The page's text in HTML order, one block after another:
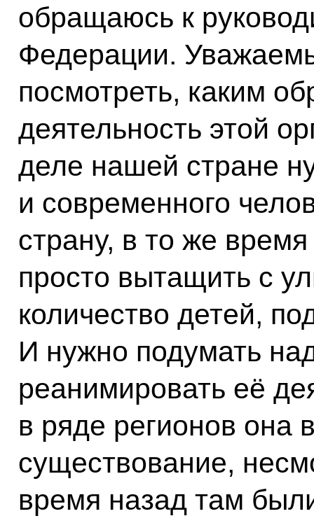
обращаюсь к
Федерации.
посмотреть, каким
деятельность этой
деле нашей стране
и современного
страну, в то же
просто вытащить с
количество детей,
И нужно подумать
реанимировать её
в ряде регионов она
существование,
время назад там